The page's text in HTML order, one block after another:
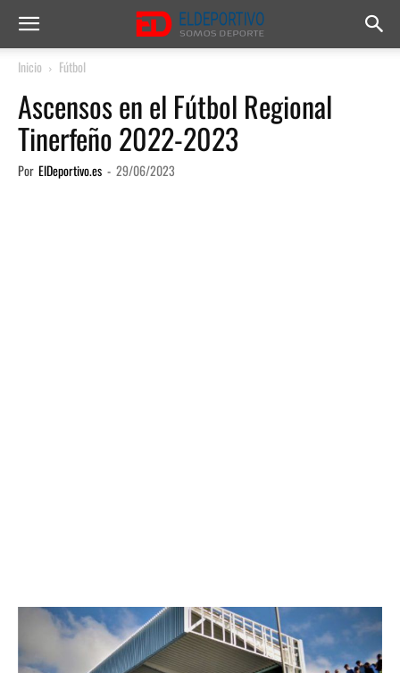
Inicio Fútbol
Ascensos en el Fútbol Regional
Tinerfeño 2022-2023
Por ElDeportivo.es - 29/06/2023